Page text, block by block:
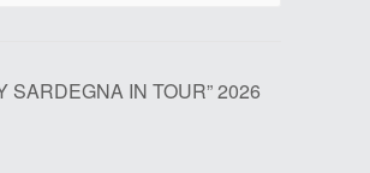
SARDEGNA IN TOUR” 2026